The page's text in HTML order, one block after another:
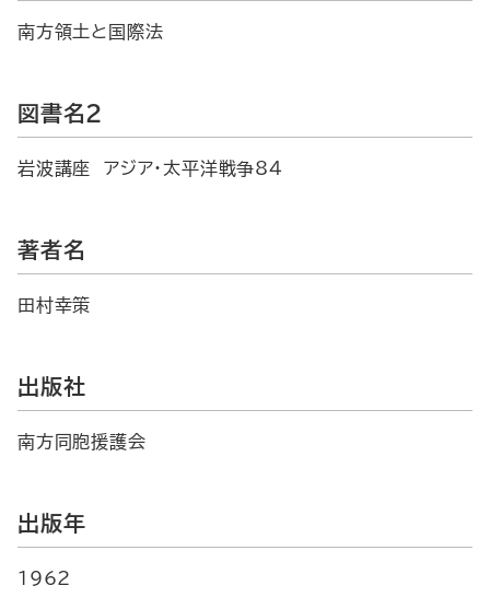
南方領土と国際法
図書名2
岩波講座 アジア・太平洋戦争84
著者名
田村幸策
出版社
南方同胞援護会
出版年
1962